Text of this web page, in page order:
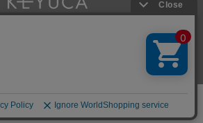
Co., Ltd. All Rights Reserved.